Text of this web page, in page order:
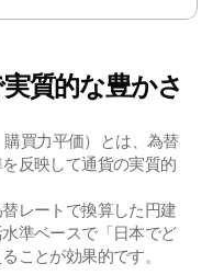
す。
質的な豊かさ
買力平価）とは、為替
反映して通貨の実質的
レートで換算した円建
準ベースで「日本でど
ことが効果的です。